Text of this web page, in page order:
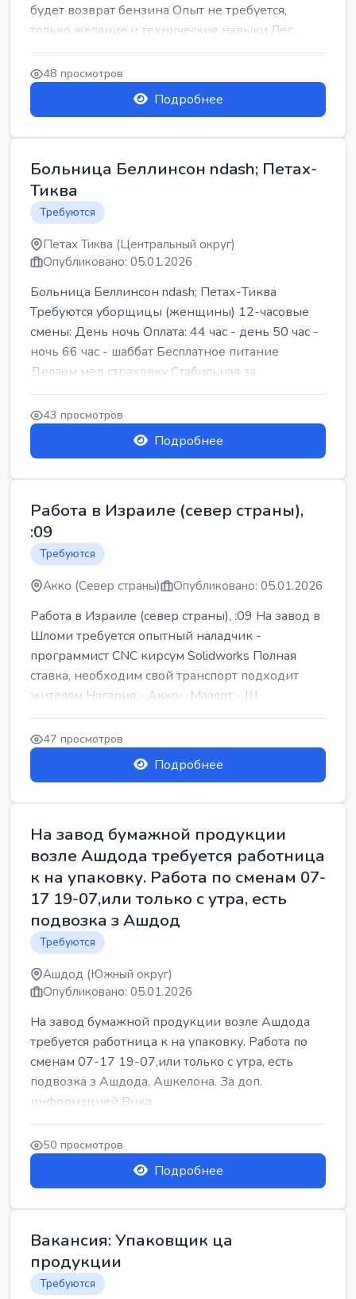
будет возврат бензина Опыт не требуется,
только желание и технические навыки Лег...
48 просмотров
Подробнее
Больница Беллинсон ndash; Петах-
Тиква
Требуются
Петах Тиква (Центральный округ)
Опубликовано: 05.01.2026
Больница Беллинсон ndash; Петах-Тиква
Требуются уборщицы (женщины) 12-часовые
смены: День ночь Оплата: 44 час - день 50 час -
ночь 66 час - шаббат Бесплатное питание
Делаем мед страховку Стабильная за...
43 просмотров
Подробнее
Работа в Израиле (север страны),
:09
Требуются
Акко (Север страны) Опубликовано: 05.01.2026
Работа в Израиле (север страны), :09 На завод в
Шломи требуется опытный наладчик -
программист CNC кирсум Solidworks Полная
ставка, необходим свой транспорт подходит
жителям Нагария - Акко--Маалот - Ш...
47 просмотров
Подробнее
На завод бумажной продукции
возле Ашдода требуется работница
к на упаковку. Работа по сменам 07-
17 19-07,или только с утра, есть
подвозка з Ашдод
Требуются
Ашдод (Южный округ)
Опубликовано: 05.01.2026
На завод бумажной продукции возле Ашдода
требуется работница к на упаковку. Работа по
сменам 07-17 19-07,или только с утра, есть
подвозка з Ашдода, Ашкелона. За доп.
информацией Вика
50 просмотров
Подробнее
Вакансия: Упаковщик ца
продукции
Требуются